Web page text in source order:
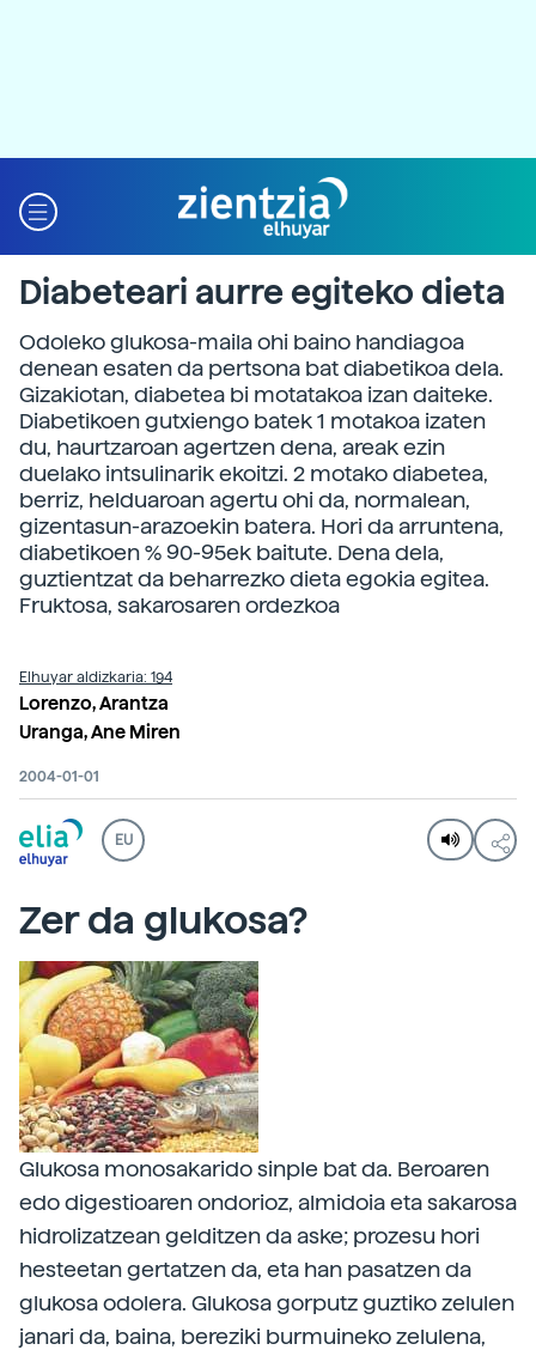
Diabeteari aurre egiteko dieta
Odoleko glukosa-maila ohi baino handiagoa
denean esaten da pertsona bat diabetikoa dela.
Gizakiotan, diabetea bi motatakoa izan daiteke.
Diabetikoen gutxiengo batek 1 motakoa izaten
du, haurtzaroan agertzen dena, areak ezin
duelako intsulinarik ekoitzi. 2 motako diabetea,
berriz, helduaroan agertu ohi da, normalean,
gizentasun-arazoekin batera. Hori da arruntena,
diabetikoen % 90-95ek baitute. Dena dela,
guztientzat da beharrezko dieta egokia egitea.
Fruktosa, sakarosaren ordezkoa
Elhuyar aldizkaria: 194
Lorenzo, Arantza
Uranga, Ane Miren
2004-01-01
EU
Zer da glukosa?
Glukosa monosakarido sinple bat da. Beroaren
edo digestioaren ondorioz, almidoia eta sakarosa
hidrolizatzean gelditzen da aske; prozesu hori
hesteetan gertatzen da, eta han pasatzen da
glukosa odolera. Glukosa gorputz guztiko zelulen
janari da, baina, bereziki burmuineko zelulena,